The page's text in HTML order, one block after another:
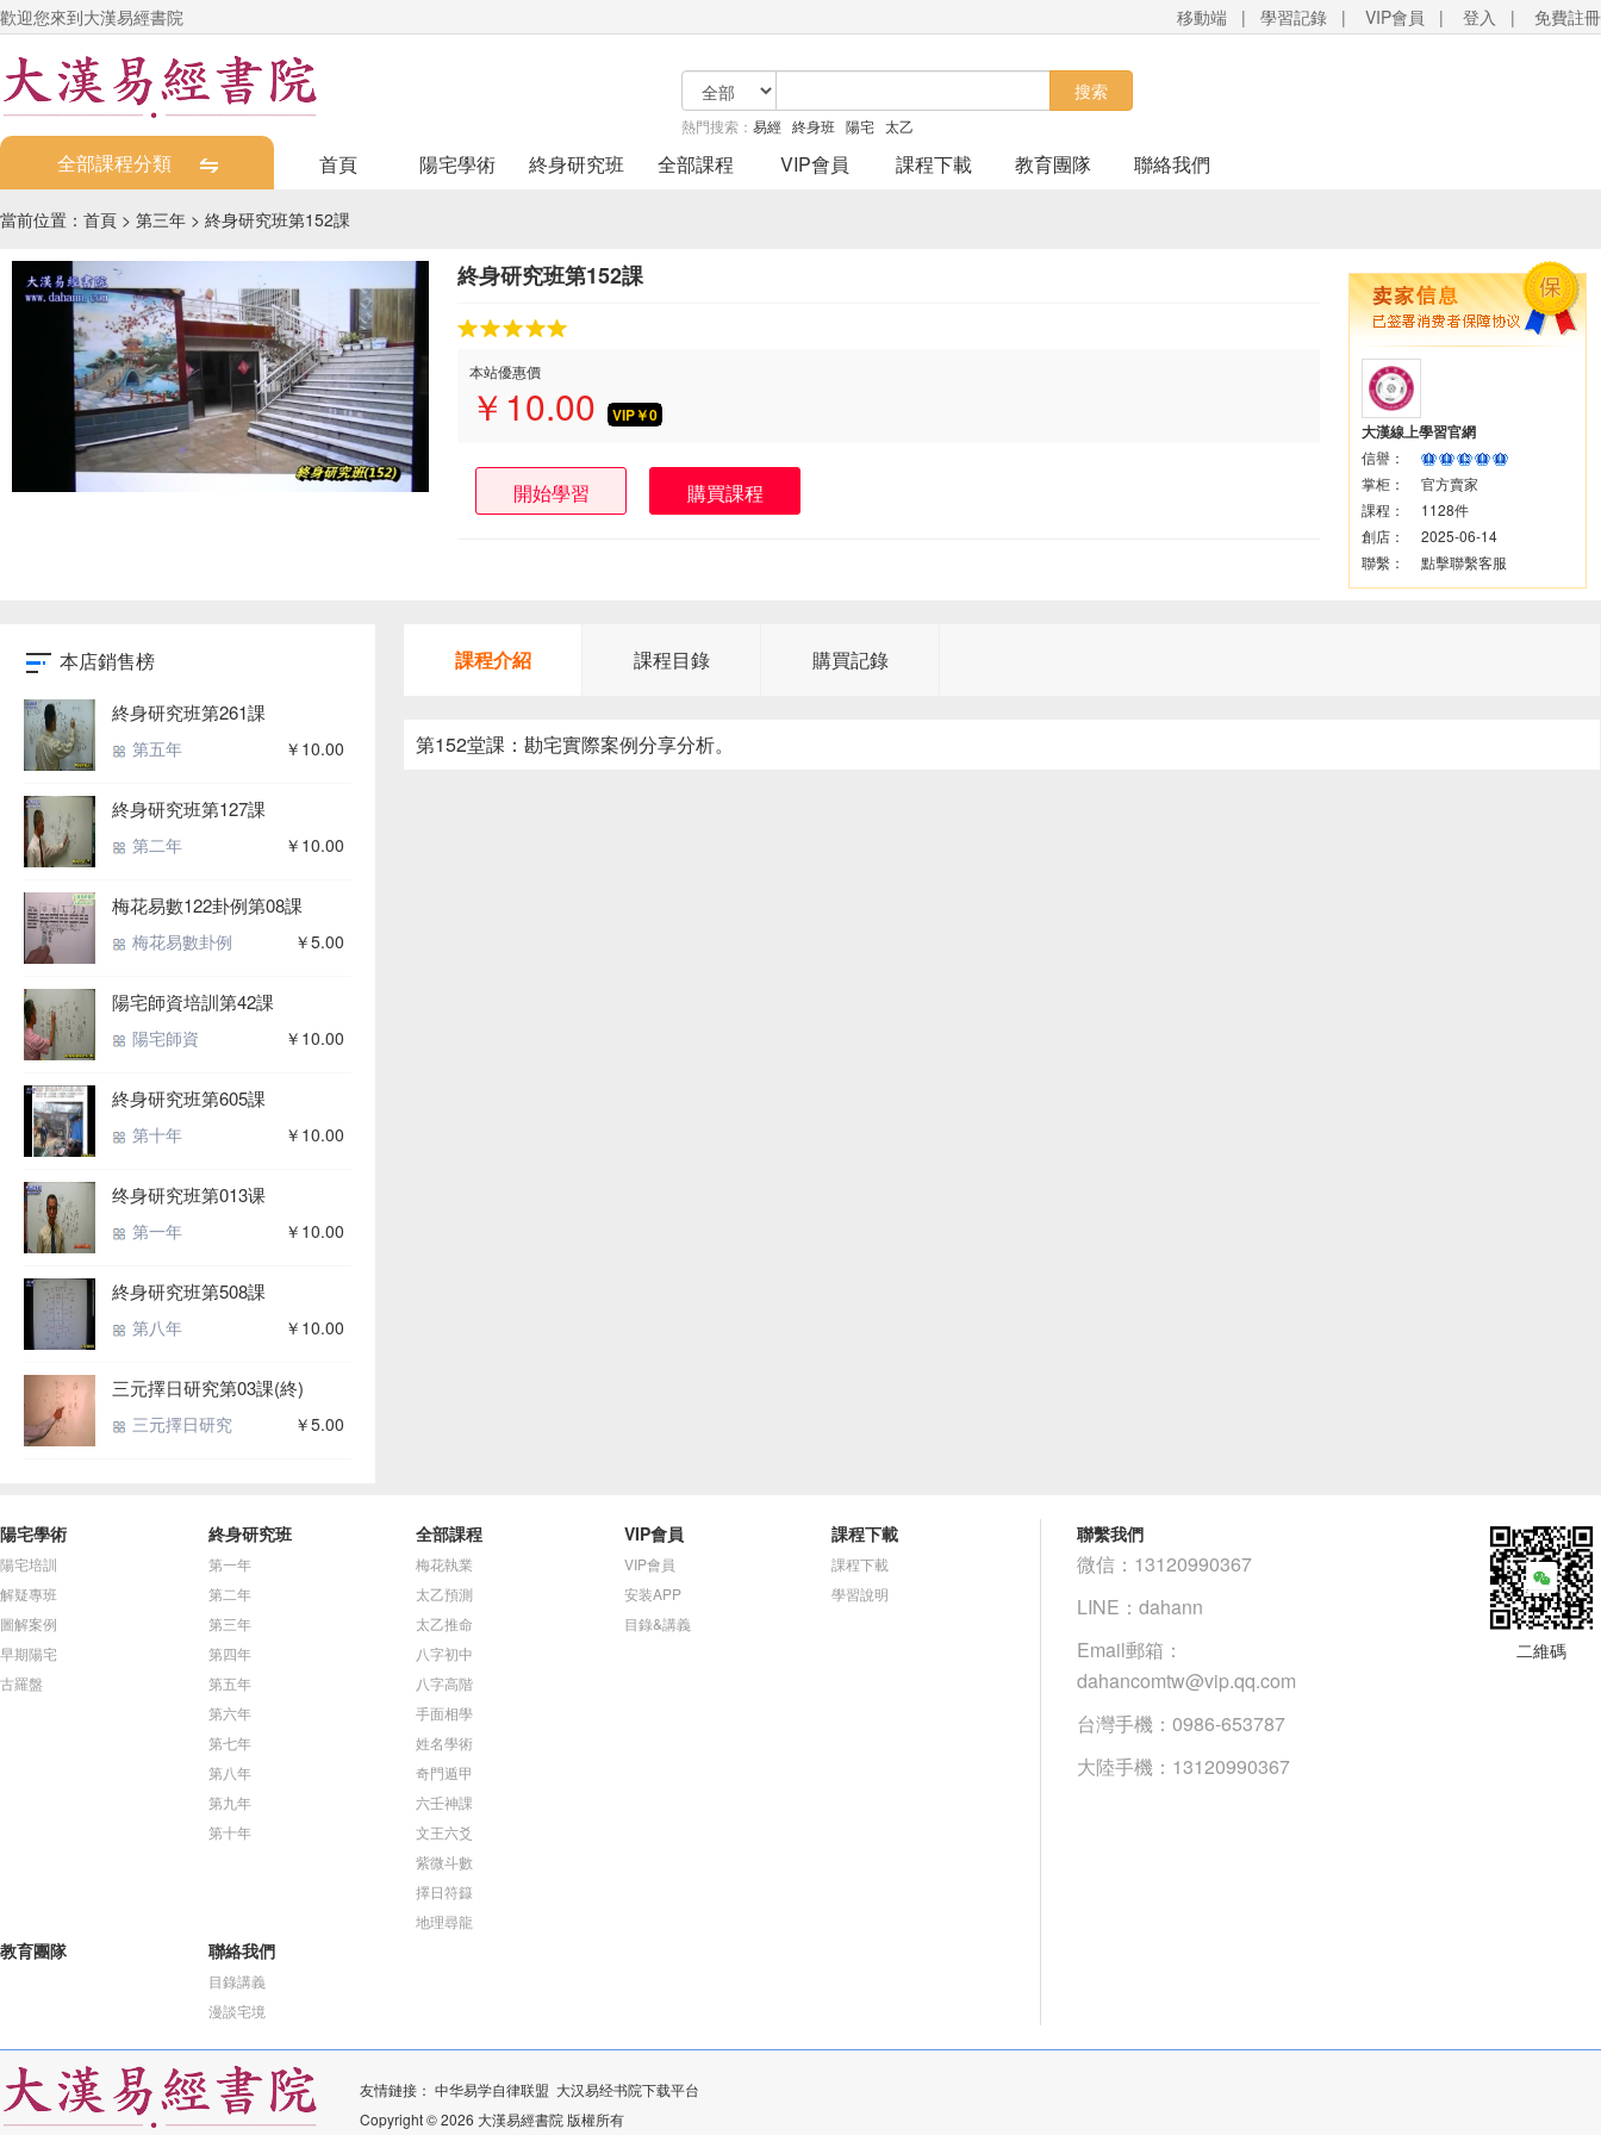
歡迎您來到大漢易經書院 移動端 | 學習記錄 | VIP會員 | 登入 | 免費註冊
搜索
熱門搜索： 易經 終身班 陽宅 太乙
全部課程分類 首頁 陽宅學術 終身研究班 全部課程 VIP會員 課程下載 教育團隊 聯絡我們
當前位置： 首頁 > 第三年 > 終身研究班第152課
終身研究班第152課
本站優惠價
￥ 10.00 VIP￥0
開始學習 購買課程
大漢線上學習官網
信譽：
掌柜：
官方賣家
課程：
1128件
創店：
2025-06-14
聯繫：
點擊聯繫客服
本店銷售榜
終身研究班第261課
第五年 ￥10.00
終身研究班第127課
第二年 ￥10.00
梅花易數122卦例第08課
梅花易數卦例 ￥5.00
陽宅師資培訓第42課
陽宅師資 ￥10.00
終身研究班第605課
第十年 ￥10.00
终身研究班第013课
第一年 ￥10.00
終身研究班第508課
第八年 ￥10.00
三元擇日研究第03課(終)
三元擇日研究 ￥5.00
課程介紹 課程目錄 購買記錄
第152堂課：勘宅實際案例分享分析。
陽宅學術
陽宅培訓
解疑專班
圖解案例
早期陽宅
古羅盤
終身研究班
第一年
第二年
第三年
第四年
第五年
第六年
第七年
第八年
第九年
第十年
全部課程
梅花執業
太乙預測
太乙推命
八字初中
八字高階
手面相學
姓名學術
奇門遁甲
六壬神課
文王六爻
紫微斗數
擇日符籙
地理尋龍
VIP會員
VIP會員
安装APP
目錄&講義
課程下載
課程下載
學習說明
教育團隊 聯絡我們
目錄講義
漫談宅境
聯繫我們
微信：13120990367
LINE：dahann
Email郵箱：
dahancomtw@vip.qq.com
台灣手機：0986-653787
大陸手機：13120990367
二維碼
友情鏈接： 中华易学自律联盟 大汉易经书院下载平台
Copyright © 2026 大漢易經書院 版權所有